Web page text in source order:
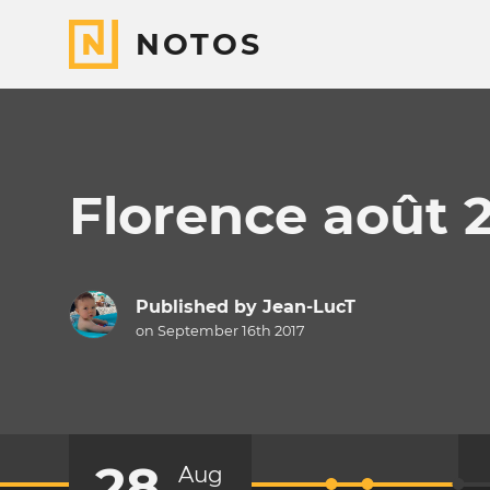
NOTOS
Florence août
Published by Jean-LucT
on September 16th 2017
Aug